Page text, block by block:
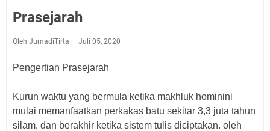
Prasejarah
Oleh JumadiTirta Juli 05, 2020
Pengertian Prasejarah
Kurun waktu yang bermula ketika makhluk hominini
mulai memanfaatkan perkakas batu sekitar 3,3 juta tahun
silam, dan berakhir ketika sistem tulis diciptakan. oleh